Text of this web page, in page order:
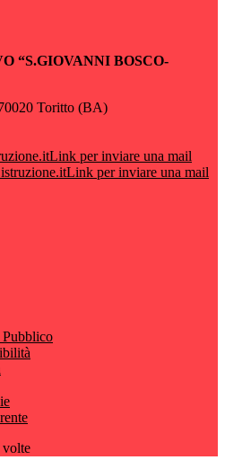
“S.GIOVANNI BOSCO-
Toritto (BA)
Link per inviare una mail
Link per inviare una mail
volte